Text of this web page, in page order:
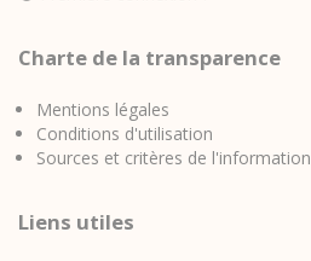
Charte de la transparence
Mentions légales
Conditions d'utilisation
Sources et critères de l'information
Liens utiles